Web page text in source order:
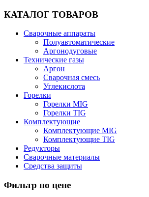
КАТАЛОГ ТОВАРОВ
Сварочные аппараты
Полуавтоматические
Аргонодуговые
Технические газы
Аргон
Сварочная смесь
Углекислота
Горелки
Горелки MIG
Горелки TIG
Комплектующие
Комплектующие MIG
Комплектующие TIG
Редукторы
Сварочные материалы
Средства защиты
Фильтр по цене